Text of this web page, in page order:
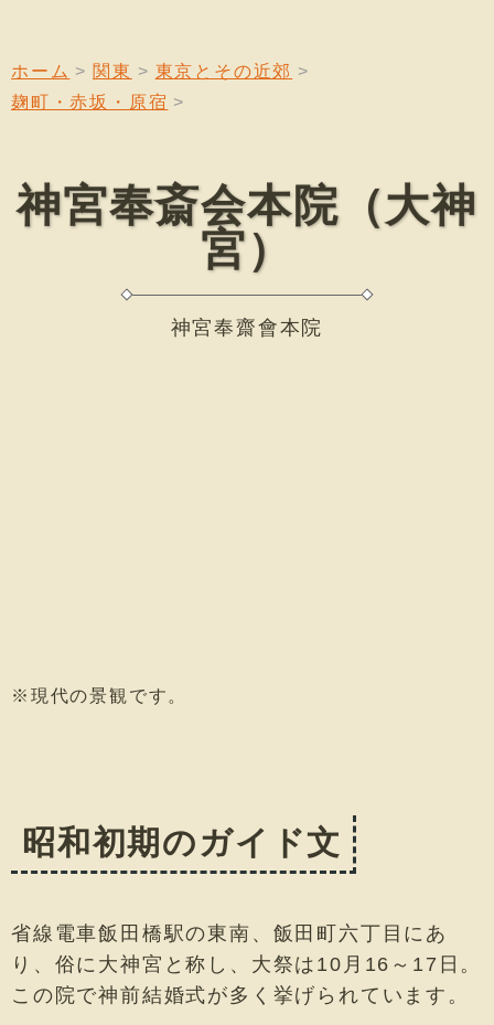
ホーム 関東
東京とその近郊
麹町・赤坂・原宿
神宮奉斎会本院（大神
宮）
神宮奉齋會本院
※現代の景観です。
昭和初期のガイド文
省線電車飯田橋駅の東南、飯田町六丁目にあ
り、俗に大神宮と称し、大祭は10月16～17日。
この院で神前結婚式が多く挙げられています。